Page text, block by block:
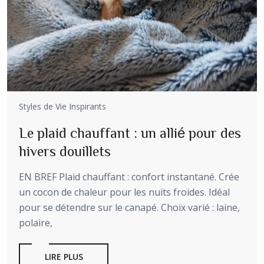
Styles de Vie Inspirants
Le plaid chauffant : un allié pour des
hivers douillets
EN BREF Plaid chauffant : confort instantané. Crée
un cocon de chaleur pour les nuits froides. Idéal
pour se détendre sur le canapé. Choix varié : laine,
polaire,
LIRE PLUS